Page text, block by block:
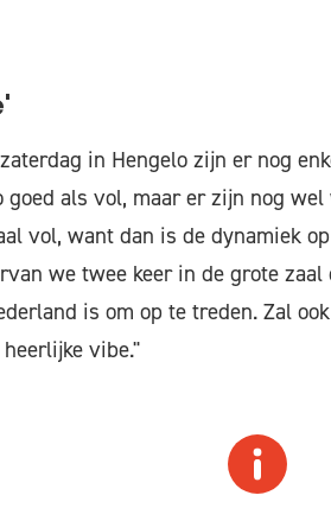
in Hengelo zijn er nog
goed als vol, maar er zijn nog
vol, want dan is de dynamiek
we twee keer in de grote
is om op te treden. Zal
vibe."